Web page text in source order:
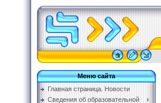
Меню сайта
Главная страница. Новости
Сведения об образовательной